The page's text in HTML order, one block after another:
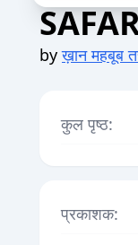
byख़ान महबूब
कुल पृष्ठ:
प्रकाशक: